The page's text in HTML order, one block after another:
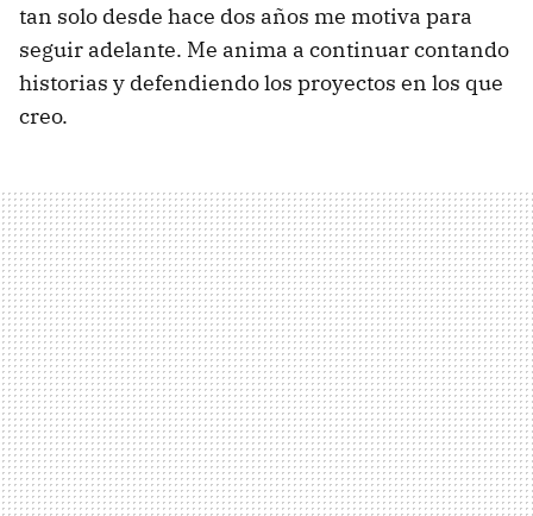
tan solo desde hace dos años me motiva para
seguir adelante. Me anima a continuar contando
historias y defendiendo los proyectos en los que
creo.